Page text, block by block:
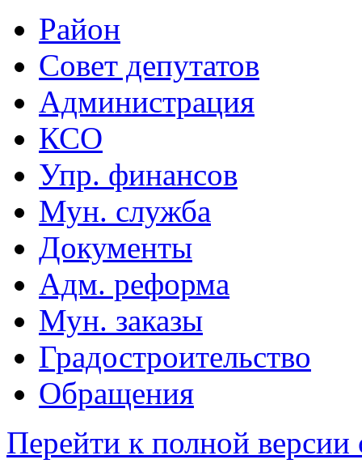
Район
Совет депутатов
Администрация
КСО
Упр. финансов
Мун. служба
Документы
Адм. реформа
Мун. заказы
Градостроительство
Обращения
Перейти к полной версии